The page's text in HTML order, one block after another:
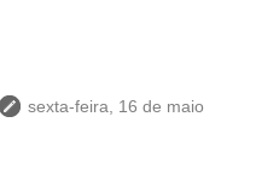
sexta-feira, 16 de maio